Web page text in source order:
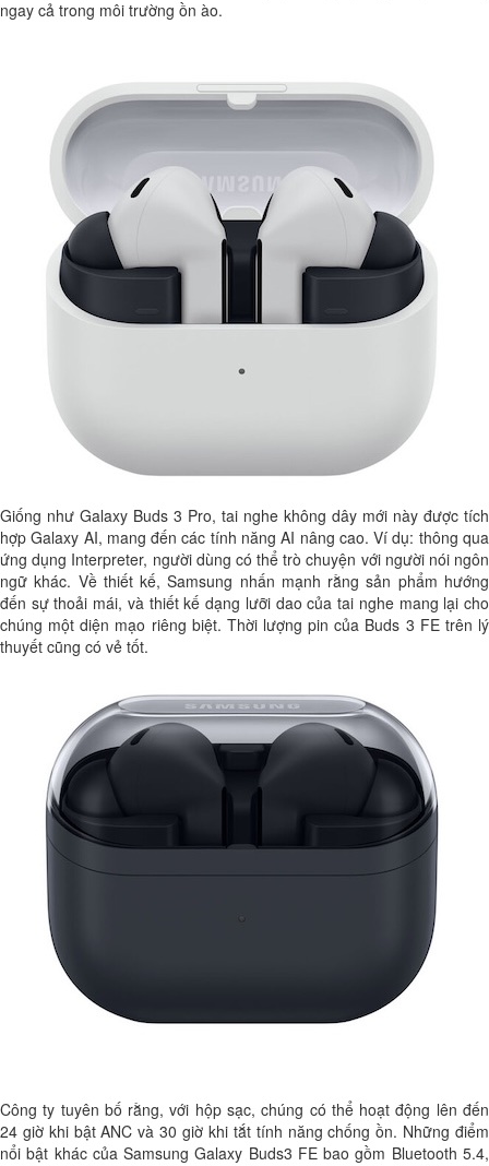
ngay cả trong môi trường ồn ào.
Giống như Galaxy Buds 3 Pro, tai nghe không dây mới này được tích
hợp Galaxy AI, mang đến các tính năng AI nâng cao. Ví dụ: thông qua
ứng dụng Interpreter, người dùng có thể trò chuyện với người nói ngôn
ngữ khác. Về thiết kế, Samsung nhấn mạnh rằng sản phẩm hướng
đến sự thoải mái, và thiết kế dạng lưỡi dao của tai nghe mang lại cho
chúng một diện mạo riêng biệt. Thời lượng pin của Buds 3 FE trên lý
thuyết cũng có vẻ tốt.
Công ty tuyên bố rằng, với hộp sạc, chúng có thể hoạt động lên đến
24 giờ khi bật ANC và 30 giờ khi tắt tính năng chống ồn. Những điểm
nổi bật khác của Samsung Galaxy Buds3 FE bao gồm Bluetooth 5.4,